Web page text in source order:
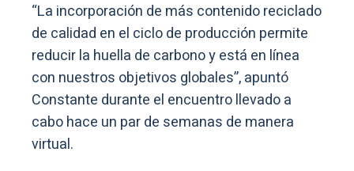
“La incorporación de más contenido reciclado
de calidad en el ciclo de producción permite
reducir la huella de carbono y está en línea
con nuestros objetivos globales”, apuntó
Constante durante el encuentro llevado a
cabo hace un par de semanas de manera
virtual.